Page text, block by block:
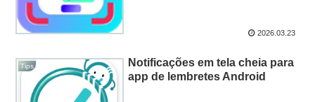
2026.03.23
Tips
Notificações em tela cheia para
app de lembretes Android